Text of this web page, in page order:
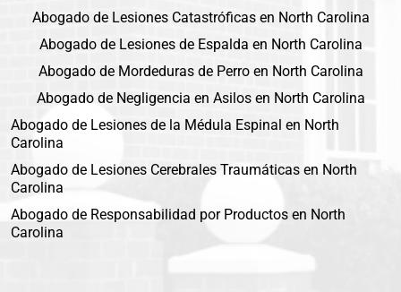
Abogado de Lesiones Catastróficas en North Carolina
Abogado de Lesiones de Espalda en North Carolina
Abogado de Mordeduras de Perro en North Carolina
Abogado de Negligencia en Asilos en North Carolina
Abogado de Lesiones de la Médula Espinal en North
Carolina
Abogado de Lesiones Cerebrales Traumáticas en North
Carolina
Abogado de Responsabilidad por Productos en North
Carolina